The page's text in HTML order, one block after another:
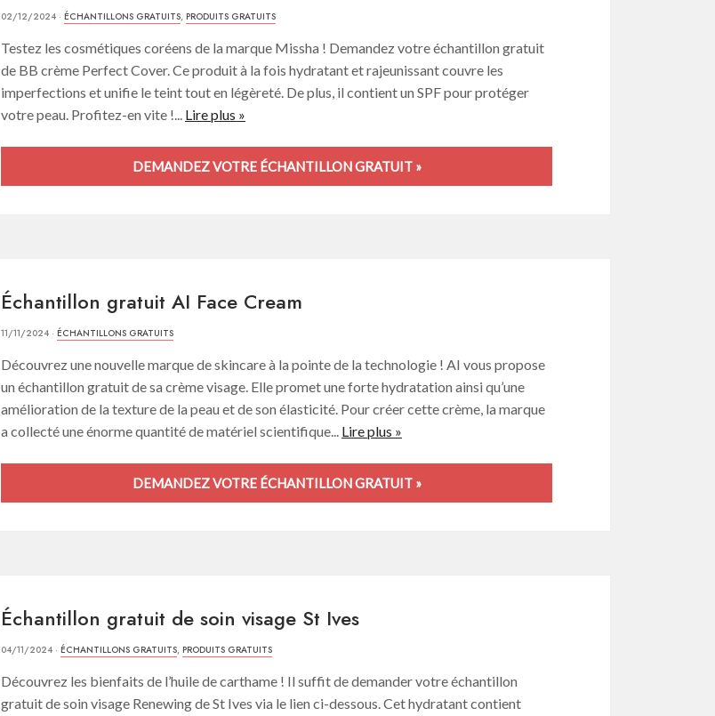
02/12/2024 · ÉCHANTILLONS GRATUITS, PRODUITS GRATUITS
Testez les cosmétiques coréens de la marque Missha ! Demandez votre échantillon gratuit
de BB crème Perfect Cover. Ce produit à la fois hydratant et rajeunissant couvre les
imperfections et unifie le teint tout en légèreté. De plus, il contient un SPF pour protéger
votre peau. Profitez-en vite !... Lire plus »
DEMANDEZ VOTRE ÉCHANTILLON GRATUIT »
Échantillon gratuit AI Face Cream
11/11/2024 · ÉCHANTILLONS GRATUITS
Découvrez une nouvelle marque de skincare à la pointe de la technologie ! AI vous propose
un échantillon gratuit de sa crème visage. Elle promet une forte hydratation ainsi qu’une
amélioration de la texture de la peau et de son élasticité. Pour créer cette crème, la marque
a collecté une énorme quantité de matériel scientifique... Lire plus »
DEMANDEZ VOTRE ÉCHANTILLON GRATUIT »
Échantillon gratuit de soin visage St Ives
04/11/2024 · ÉCHANTILLONS GRATUITS, PRODUITS GRATUITS
Découvrez les bienfaits de l’huile de carthame ! Il suffit de demander votre échantillon
gratuit de soin visage Renewing de St Ives via le lien ci-dessous. Cet hydratant contient